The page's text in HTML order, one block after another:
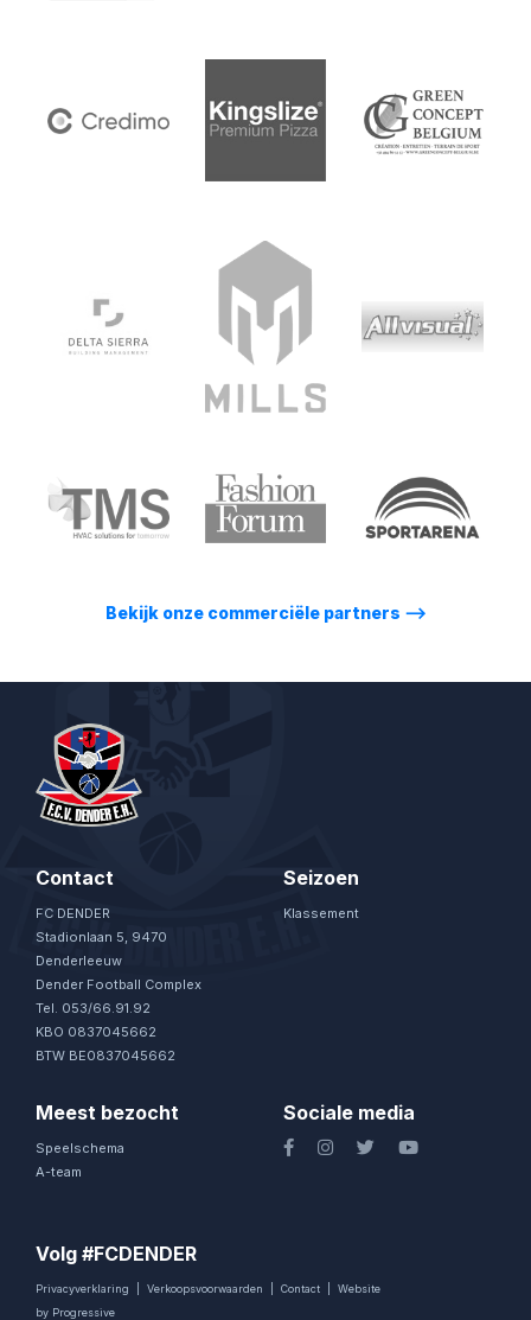
Bekijk onze commerciële partners ⟶
Contact
FC DENDER
Stadionlaan 5, 9470
Denderleeuw
Dender Football Complex
Tel. 053/66.91.92
KBO 0837045662
BTW BE0837045662
Seizoen
Klassement
Meest bezocht
Speelschema
A-team
Sociale media
Volg #FCDENDER
Privacyverklaring Verkoopsvoorwaarden Contact
Website
by Progressive